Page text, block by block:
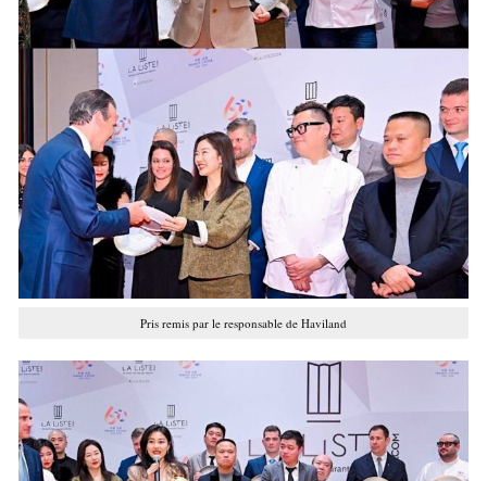
Pris remis par le responsable de Haviland